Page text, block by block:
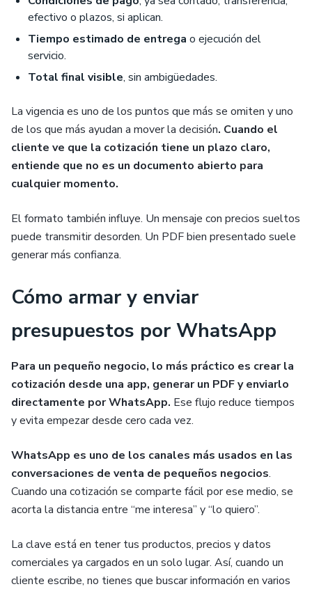
efectivo o plazos, si aplican.
Tiempo estimado de entrega o ejecución del
servicio.
Total final visible, sin ambigüedades.
La vigencia es uno de los puntos que más se omiten y uno
de los que más ayudan a mover la decisión. Cuando el
cliente ve que la cotización tiene un plazo claro,
entiende que no es un documento abierto para
cualquier momento.
El formato también influye. Un mensaje con precios sueltos
puede transmitir desorden. Un PDF bien presentado suele
generar más confianza.
Cómo armar y enviar
presupuestos por WhatsApp
Para un pequeño negocio, lo más práctico es crear la
cotización desde una app, generar un PDF y enviarlo
directamente por WhatsApp. Ese flujo reduce tiempos
y evita empezar desde cero cada vez.
WhatsApp es uno de los canales más usados en las
conversaciones de venta de pequeños negocios.
Cuando una cotización se comparte fácil por ese medio, se
acorta la distancia entre “me interesa” y “lo quiero”.
La clave está en tener tus productos, precios y datos
comerciales ya cargados en un solo lugar. Así, cuando un
cliente escribe, no tienes que buscar información en varios